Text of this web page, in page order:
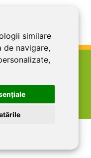
similare
de navigare,
la newsletter
J12/1817/1995